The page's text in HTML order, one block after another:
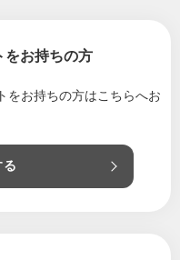
をお持ちの方
をお持ちの方はこちらへお
る